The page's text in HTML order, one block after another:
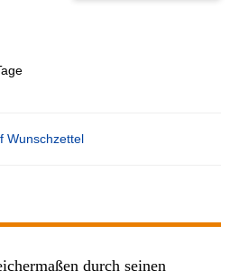
Wunschzettel
durch seinen